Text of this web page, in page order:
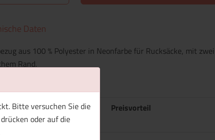
Bitte versuchen Sie die
oder auf die
Daten
aus 100 % Polyester in Neonfarbe für Rucksäcke, mit
Rand.
/ Stück
Netto
Brutto
Preisvorteil